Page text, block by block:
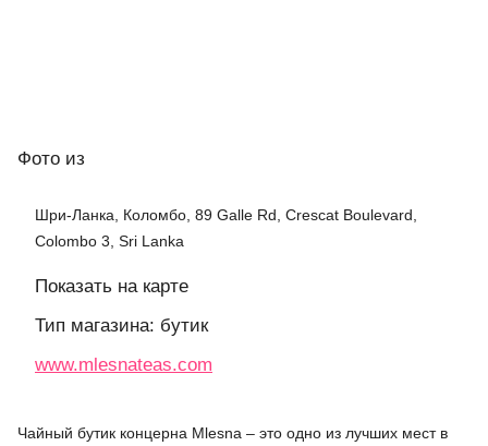
Фото из
Шри-Ланка, Коломбо, 89 Galle Rd, Crescat Boulevard,
Colombo 3, Sri Lanka
Показать на карте
Тип магазина: бутик
www.mlesnateas.com
Чайный бутик концерна Mlesna – это одно из лучших мест в